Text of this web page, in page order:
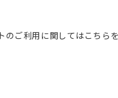
ご利用に関してはこちら